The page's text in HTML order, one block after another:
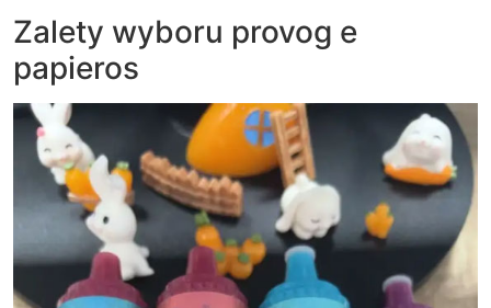
Zalety wyboru provog e
papieros